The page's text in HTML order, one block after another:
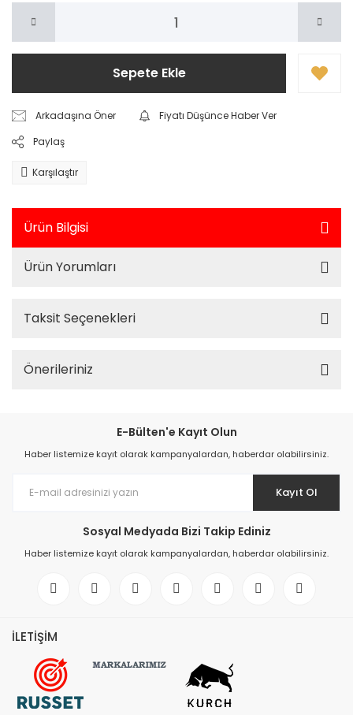
Sepete Ekle
Arkadaşına Öner
Fiyatı Düşünce Haber Ver
Paylaş
Karşılaştır
Ürün Bilgisi
Ürün Yorumları
Taksit Seçenekleri
Önerileriniz
E-Bülten'e Kayıt Olun
Haber listemize kayıt olarak kampanyalardan, haberdar olabilirsiniz.
Kayıt Ol
Sosyal Medyada Bizi Takip Ediniz
Haber listemize kayıt olarak kampanyalardan, haberdar olabilirsiniz.
İLETİŞİM